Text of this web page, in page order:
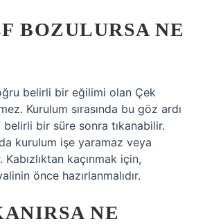
BOZULURSA NE
belirli bir eğilimi olan Çek
Kurulum sırasında bu göz ardı
bir süre sonra tıkanabilir.
kurulum işe yaramaz veya
kaçınmak için,
önce hazırlanmalıdır.
NE